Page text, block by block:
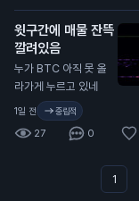
달러 위에 있어. 확장
오기 전에 레인지 구
간의 투매(캡튤레이
션)가 먼저 온다.
윗구간에 매물 잔뜩
깔려있음
누가 BTC 아직 못 올
라가게 누르고 있네
1일 전 중립적
27 0
1